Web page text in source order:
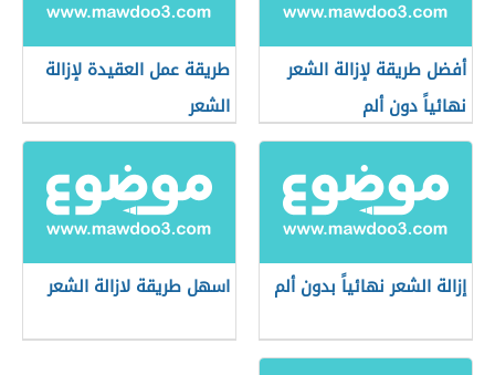
أفضل طريقة لإزالة الشعر
نهائياً دون ألم
طريقة عمل العقيدة لإزالة
الشعر
إزالة الشعر نهائياً بدون ألم اسهل طريقة لازالة الشعر